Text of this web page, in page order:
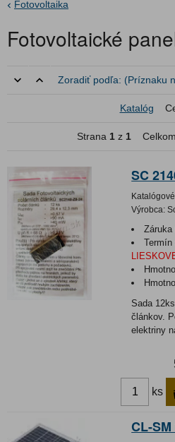
Fotovoltaika
Fotovoltaické
Zoradiť podľa: (Príznaku
Katalóg
Strana 1 z 1 Celkom
SC
Výrobca:
Záruka
Termín
Sada
článkov.
elektriny
ks
CL-SM